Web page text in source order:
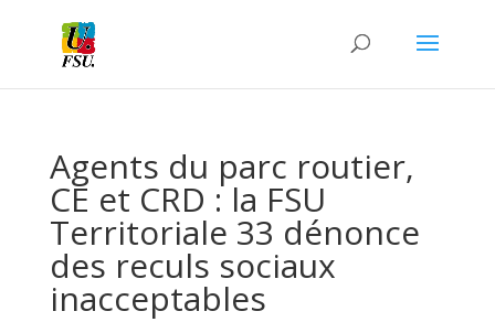
Agents du parc routier,
CE et CRD : la FSU
Territoriale 33 dénonce
des reculs sociaux
inacceptables